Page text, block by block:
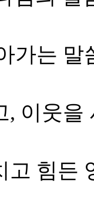
가는
, 이웃
고 힘든